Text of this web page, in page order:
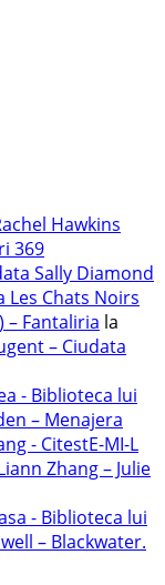
Hawkins
369
Sally Diamond
Les Chats Noirs
– Fantaliria la
– Ciudata
- Biblioteca lui
– Menajera
- CitestE-MI-L
Zhang – Julie
- Biblioteca lui
– Blackwater.